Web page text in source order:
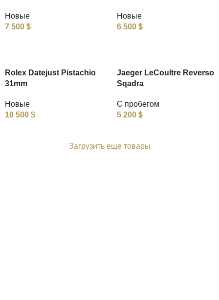
Новые
7 500 $
Новые
6 500 $
Rolex Datejust Pistachio
31mm
Новые
10 500 $
Jaeger LeCoultre Reverso
Sqadra
С пробегом
5 200 $
Загрузить еще товары